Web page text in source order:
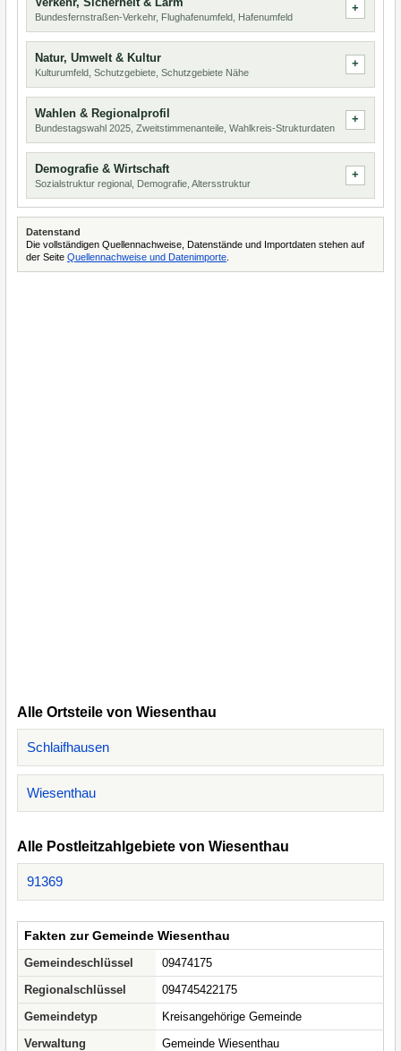
Bundesfernstraßen-Verkehr, Flughafenumfeld, Hafenumfeld
Natur, Umwelt & Kultur
Kulturumfeld, Schutzgebiete, Schutzgebiete Nähe
Wahlen & Regionalprofil
Bundestagswahl 2025, Zweitstimmenanteile, Wahlkreis-Strukturdaten
Demografie & Wirtschaft
Sozialstruktur regional, Demografie, Altersstruktur
Datenstand
Die vollständigen Quellennachweise, Datenstände und Importdaten stehen auf
der Seite Quellennachweise und Datenimporte
Alle Ortsteile von Wiesenthau
Schlaifhausen
Wiesenthau
Alle Postleitzahlgebiete von Wiesenthau
91369
Fakten zur Gemeinde Wiesenthau
Gemeindeschlüssel
09474175
Regionalschlüssel
094745422175
Gemeindetyp
Kreisangehörige Gemeinde
Verwaltung
Gemeinde Wiesenthau